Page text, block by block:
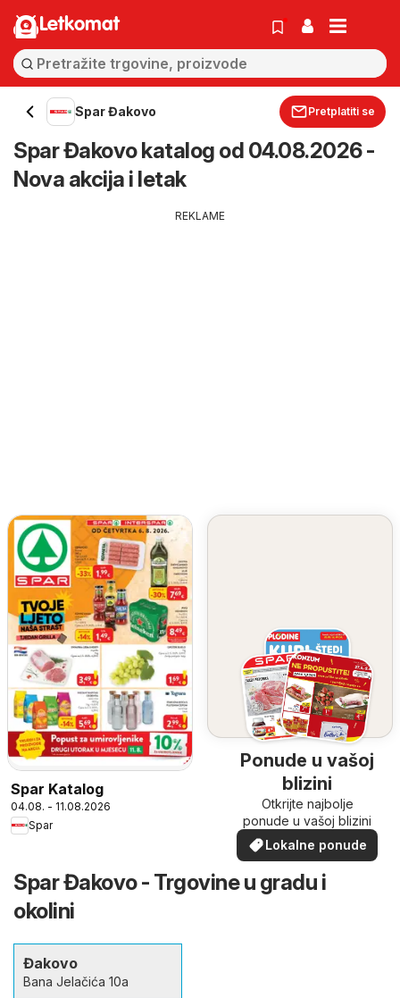
Letkomat
Spar Đakovo Pretplatiti se
Spar Đakovo katalog od 04.08.2026 -
Nova akcija i letak
REKLAME
Spar Katalog
04.08. - 11.08.2026
Spar
Ponude u vašoj
blizini
Otkrijte najbolje
ponude u vašoj blizini
Lokalne ponude
Spar Đakovo - Trgovine u gradu i
okolini
Đakovo
Bana Jelačića 10a